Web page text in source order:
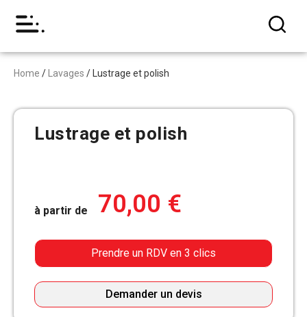
Home / Lavages / Lustrage et polish
Lustrage et polish
à partir de 70,00 €
Prendre un RDV en 3 clics
Demander un devis